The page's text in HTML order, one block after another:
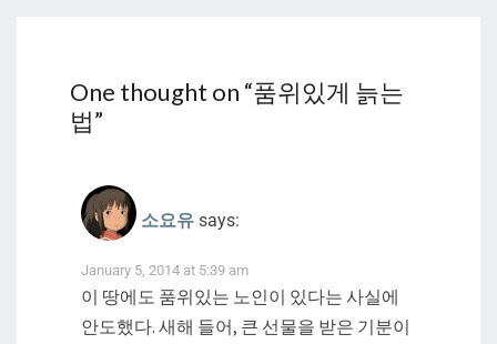
One thought on “품위있게 늙는
법”
소요유 says:
January 5, 2014 at 5:39 am
이 땅에도 품위있는 노인이 있다는 사실에
안도했다. 새해 들어, 큰 선물을 받은 기분이